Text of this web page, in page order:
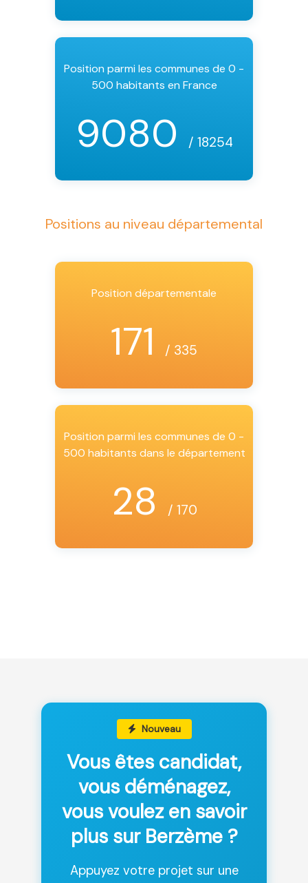
Position parmi les communes de 0 -
500 habitants en France
9080 / 18254
Positions au niveau départemental
Position départementale
171 / 335
Position parmi les communes de 0 -
500 habitants dans le département
28 / 170
Nouveau
Vous êtes candidat,
vous déménagez,
vous voulez en savoir
plus sur Berzème ?
Appuyez votre projet sur une